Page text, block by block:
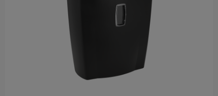
powiadom o dostępności